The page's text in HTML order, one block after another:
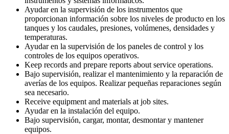
Ayudar en la supervisión de los instrumentos que
proporcionan información sobre los niveles de producto en los
tanques y los caudales, presiones, volúmenes, densidades y
temperaturas.
Ayudar en la supervisión de los paneles de control y los
controles de los equipos operativos.
Keep records and prepare reports about service operations.
Bajo supervisión, realizar el mantenimiento y la reparación de
averías de los equipos. Realizar pequeñas reparaciones según
sea necesario.
Receive equipment and materials at job sites.
Ayudar en la instalación del equipo.
Bajo supervisión, cargar, montar, desmontar y mantener
equipos.